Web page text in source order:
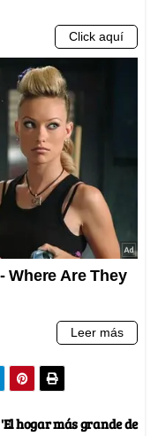
'El hogar más grande de